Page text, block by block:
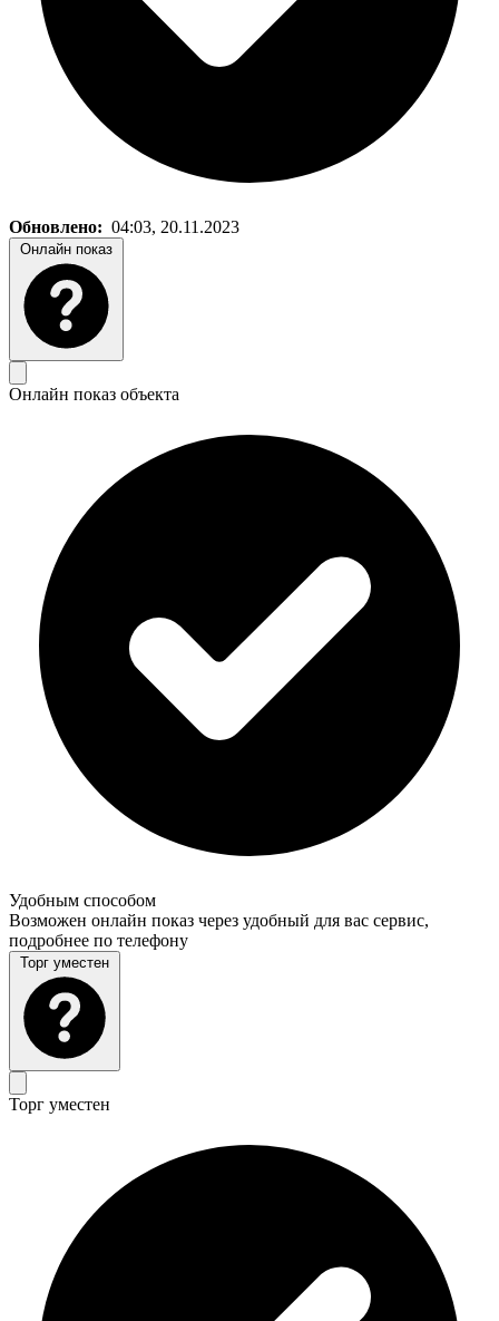
Обновлено: 04:03, 20.11.2023
Онлайн показ
Онлайн показ объекта
Удобным способом
Возможен онлайн показ через удобный для вас сервис,
подробнее по телефону
Торг уместен
Торг уместен